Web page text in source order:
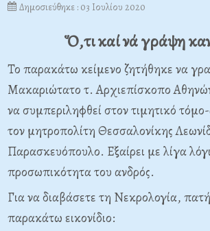
Δημοσιεύθηκε : 03 Ιουλίου 2020
Ὅ,τι καί νά γράψη
Το παρακάτω κείμενο ζητήθηκε να
Μακαριώτατο τ. Αρχιεπίσκοπο
να συμπεριληφθεί στον τιμητικό
τον μητροπολίτη Θεσσαλονίκης
Παρασκευόπουλο. Εξαίρει με λίγα
προσωπικότητα του ανδρός.
Για να διαβάσετε τη Νεκρολογία,
παρακάτω εικονίδιο: